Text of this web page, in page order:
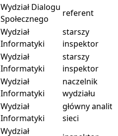
Wydział Dialogu
Społecznego
referent
Wydział
Informatyki
starszy
inspektor
Wydział
Informatyki
starszy
inspektor
Wydział
Informatyki
naczelnik
wydziału
Wydział
Informatyki
główny
sieci
Wydział